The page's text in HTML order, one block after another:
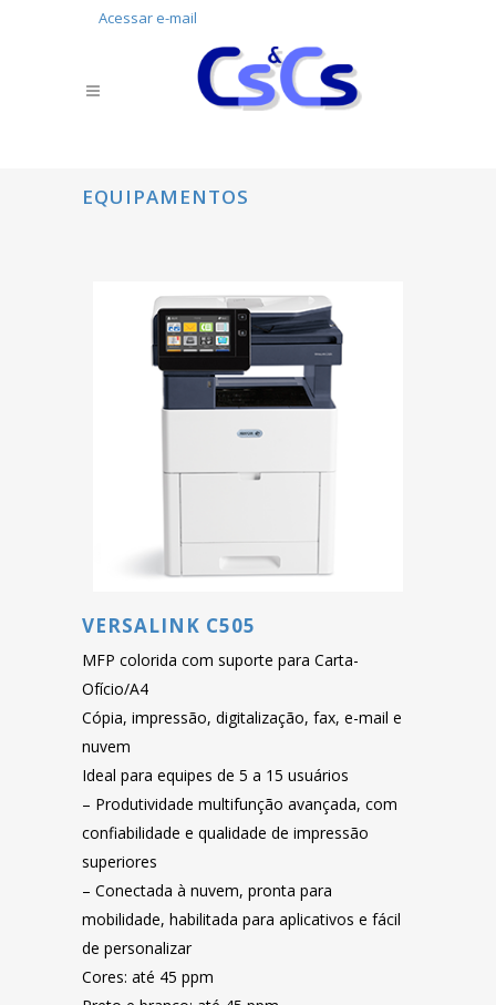
Acessar e-mail
EQUIPAMENTOS
VERSALINK C505
MFP colorida com suporte para Carta-
Ofício/A4
Cópia, impressão, digitalização, fax, e-mail e
nuvem
Ideal para equipes de 5 a 15 usuários
– Produtividade multifunção avançada, com
confiabilidade e qualidade de impressão
superiores
– Conectada à nuvem, pronta para
mobilidade, habilitada para aplicativos e fácil
de personalizar
Cores: até 45 ppm